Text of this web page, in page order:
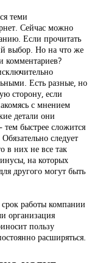
теми
Сейчас можно
Если прочитать
выбор. Но на что же
комментариев?
Есть разные, но
сторону, если
с мнением
детали они
быстрее сложится
следует
в них не все так
на которых
другого могут быть
работы компании
организация
пользу
расширяться.